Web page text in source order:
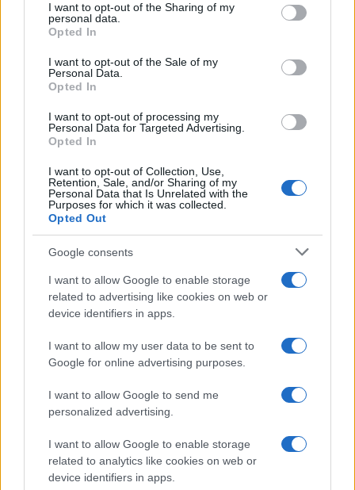
not limited to your visit or usage behaviour. You may click to
grant or deny consent to Google and its third-party tags to
use your data for below specified purposes in below Google
consent section.
I want to opt-out of the Sharing of my
personal data.
Opted In
I want to opt-out of the Sale of my
Personal Data.
Opted In
I want to opt-out of processing my
Personal Data for Targeted Advertising.
Opted In
I want to opt-out of Collection, Use,
Retention, Sale, and/or Sharing of my
Personal Data that Is Unrelated with the
Purposes for which it was collected.
Opted Out
Google consents
I want to allow Google to enable storage
related to advertising like cookies on web or
device identifiers in apps.
I want to allow my user data to be sent to
Google for online advertising purposes.
I want to allow Google to send me
personalized advertising.
I want to allow Google to enable storage
related to analytics like cookies on web or
device identifiers in apps.
Petrolio in calo: Brent a 91,82$, ribassi a due cifre per greggio
Andrea Innocenti · 5 Ago 2026
QUOTAZIONI CRYPTO
Nome
Eureka Bridged PAX
(PAXG)
Kinza Babylon Staked
$83,270.00